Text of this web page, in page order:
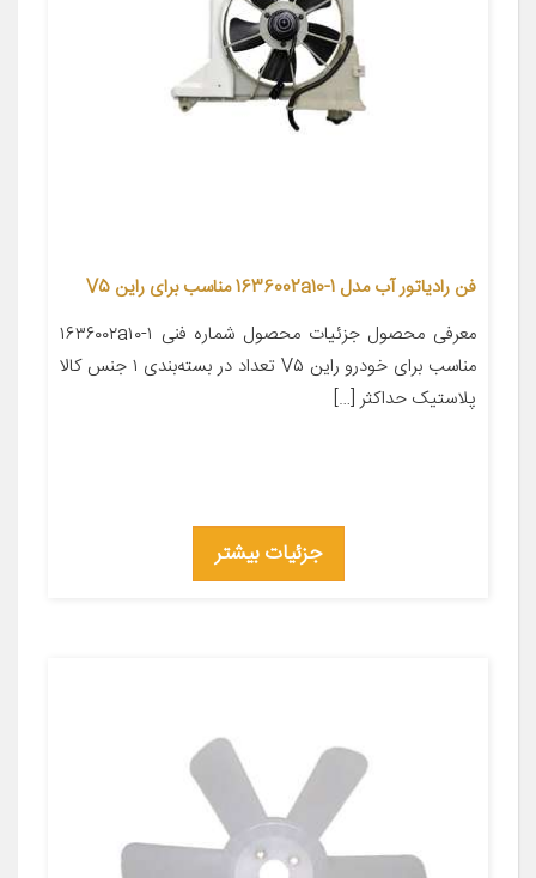
فن رادیاتور آب مدل 1636002a10-1 مناسب برای راین V5
معرفی محصول جزئیات محصول شماره فنی ۱۶۳۶۰۰۲a۱۰-۱
مناسب برای خودرو راین V۵ تعداد در بسته‌بندی ۱ جنس کالا
پلاستیک حداکثر […]
جزئیات بیشتر